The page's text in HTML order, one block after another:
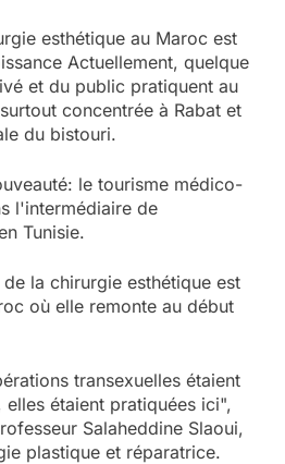
esthétique au Maroc est
Actuellement, quelque
et du public pratiquent au
concentrée à Rabat et
du bistouri.
le tourisme médico-
l'intermédiaire de
Tunisie.
la chirurgie esthétique est
où elle remonte au début
transexuelles étaient
elles étaient pratiquées ici",
Salaheddine Slaoui,
plastique et réparatrice.